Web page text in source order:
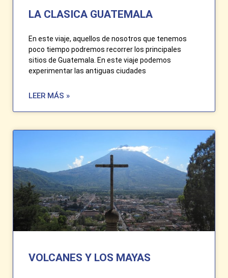
LA CLASICA GUATEMALA
En este viaje, aquellos de nosotros que tenemos
poco tiempo podremos recorrer los principales
sitios de Guatemala. En este viaje podemos
experimentar las antiguas ciudades
LEER MÁS »
VOLCANES Y LOS MAYAS